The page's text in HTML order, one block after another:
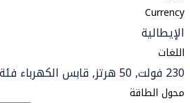
Currency
الإيطالية
اللغات
230 فولت, 50 هرتز, قابس الكهرباء فئة C/F/L
محول الطاقة